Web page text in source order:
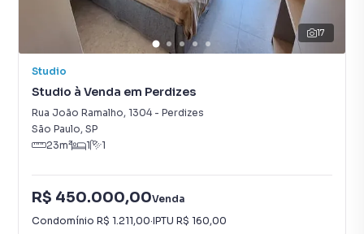
17
Studio
Studio à Venda em Perdizes
Rua João Ramalho, 1304- Perdizes
São Paulo, SP
23m² 1 1
R$ 450.000,00Venda
Condomínio R$ 1.211,00·IPTU R$ 160,00